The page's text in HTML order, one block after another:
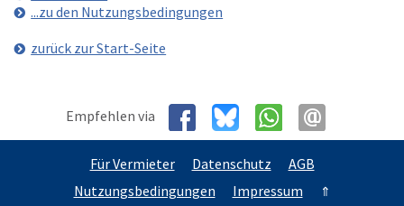
...zu den Nutzungsbedingungen
zurück zur Start-Seite
Empfehlen via
Für Vermieter Datenschutz
AGB
Nutzungsbedingungen
Impressum ⇑